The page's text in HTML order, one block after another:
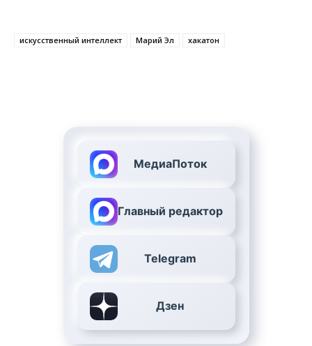
искусственный интеллект Марий Эл хакатон
МедиаПоток
Главный редактор
Telegram
Дзен